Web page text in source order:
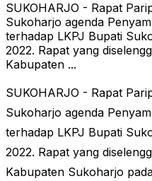
SUKOHARJO - Rapat
Sukoharjo agenda
terhadap LKPJ Bupati
2022. Rapat yang
Kabupaten ...
SUKOHARJO - Rapat
Sukoharjo agenda
terhadap LKPJ Bupati
2022. Rapat yang
Kabupaten Sukoharjo